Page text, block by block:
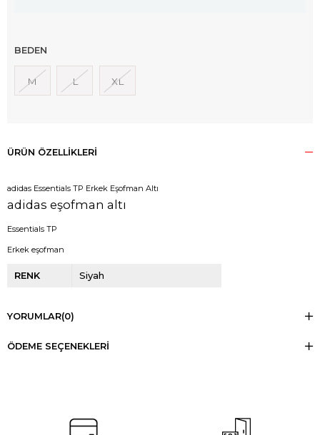
BEDEN
M L XL
ÜRÜN ÖZELLIKLERI
adidas Essentials TP Erkek Eşofman Altı
adidas eşofman altı
Essentials TP
Erkek eşofman
RENK Siyah
YORUMLAR(0)
ÖDEME SEÇENEKLERI